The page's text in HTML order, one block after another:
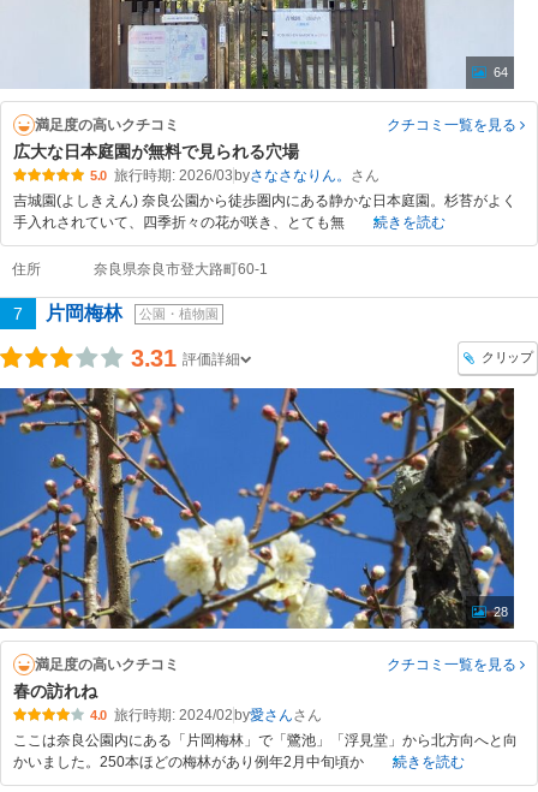
64
満足度の高いクチコミ クチコミ一覧を見る
広大な日本庭園が無料で見られる穴場
5.0 旅行時期: 2026/03 byさなさなりん。
吉城園(よしきえん) 奈良公園から徒歩圏内にある静かな日本庭園。杉苔がよく
手入れされていて、四季折々の花が咲き、とても無
続きを読む
住所 奈良県奈良市登大路町60-1
7 片岡梅林 公園・植物園
3.31 評価詳細 クリップ
28
満足度の高いクチコミ クチコミ一覧を見る
春の訪れね
4.0 旅行時期: 2024/02 by愛さん
ここは奈良公園内にある「片岡梅林」で「鷺池」「浮見堂」から北方向へと向
かいました。250本ほどの梅林があり例年2月中旬頃か
続きを読む